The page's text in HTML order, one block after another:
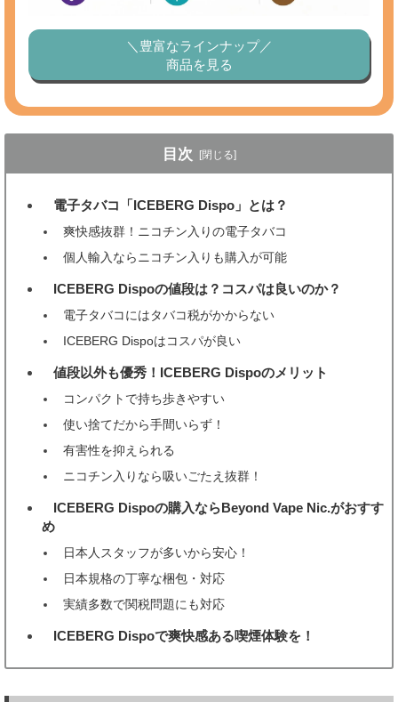
＼豊富なラインナップ／
商品を見る
目次 [閉じる]
電子タバコ「ICEBERG Dispo」とは？
爽快感抜群！ニコチン入りの電子タバコ
個人輸入ならニコチン入りも購入が可能
ICEBERG Dispoの値段は？コスパは良いのか？
電子タバコにはタバコ税がかからない
ICEBERG Dispoはコスパが良い
値段以外も優秀！ICEBERG Dispoのメリット
コンパクトで持ち歩きやすい
使い捨てだから手間いらず！
有害性を抑えられる
ニコチン入りなら吸いごたえ抜群！
ICEBERG Dispoの購入ならBeyond Vape Nic.がおすす
め
日本人スタッフが多いから安心！
日本規格の丁寧な梱包・対応
実績多数で関税問題にも対応
ICEBERG Dispoで爽快感ある喫煙体験を！